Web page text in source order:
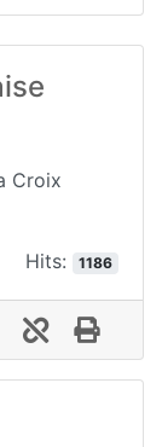
Croix
Hits: 1186